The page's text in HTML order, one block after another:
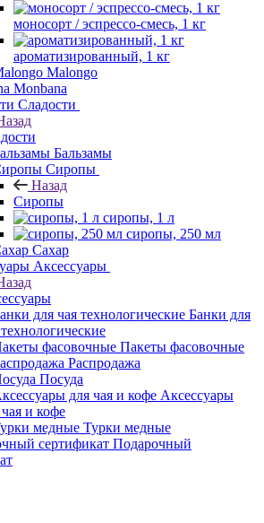
моносорт / эспрессо-смесь, 1 кг
ароматизированный, 1 кг
Malongo
Monbana
Сладости
Бальзамы
Сиропы
Назад
Сиропы
сиропы, 1 л
сиропы, 250 мл
Сахар
Аксессуары
Банки для
Пакеты фасовочные
Распродажа
Посуда
Аксессуары
чая и кофе
Турки медные
Подарочный